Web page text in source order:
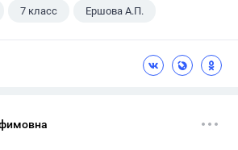
7 класс Ершова А.П.